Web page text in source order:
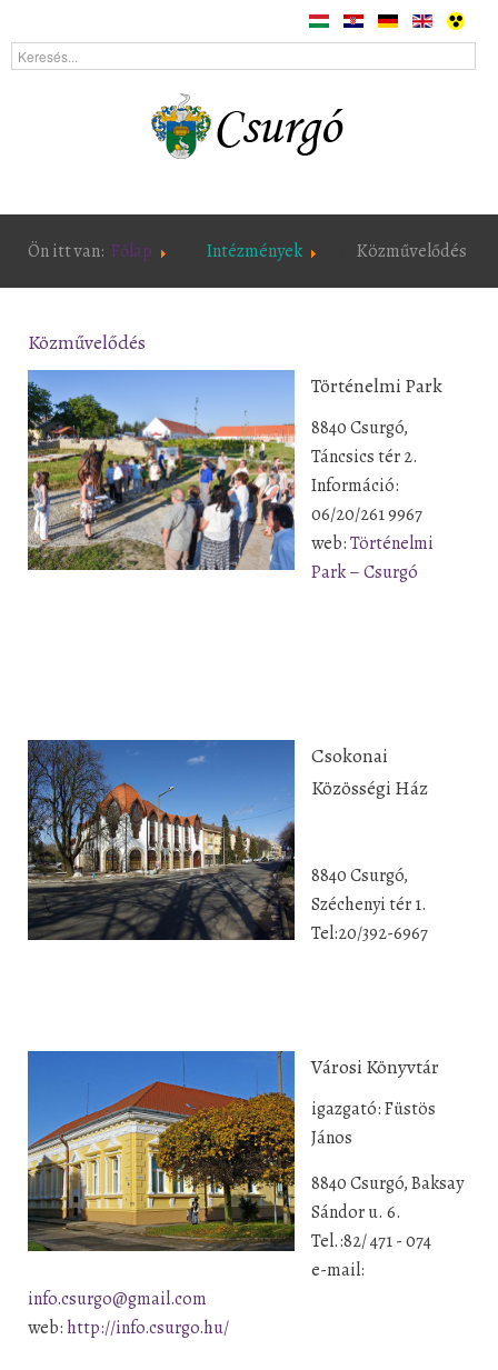
Ön itt van: Főlap Intézmények Közművelődés
Közművelődés
Történelmi Park
8840 Csurgó,
Táncsics tér 2.
Információ:
06/20/261 9967
web:Történelmi
Park – Csurgó
Csokonai
Közösségi Ház
8840 Csurgó,
Széchenyi tér 1.
Tel:20/392-6967
Városi Könyvtár
igazgató: Füstös
János
8840 Csurgó, Baksay
Sándor u. 6.
Tel.:82/ 471 - 074
e-mail:
info.csurgo@gmail.com
web: http://info.csurgo.hu/